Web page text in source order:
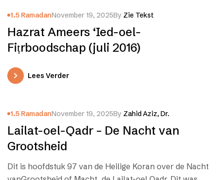
1.5 RamadanNovember 19, 2025By Zie Tekst
Hazrat Ameers ‘Ied-oel-
Fiṭrboodschap (juli 2016)
Lees Verder
1.5 RamadanNovember 19, 2025By Zahid Aziz, Dr.
Lailat-oel-Qadr – De Nacht van
Grootsheid
Dit is hoofdstuk 97 van de Heilige Koran over de Nacht